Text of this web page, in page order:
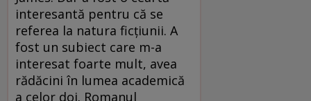
interesantă pentru că se
referea la natura ficţiunii. A
fost un subiect care m-a
interesat foarte mult, avea
rădăcini în lumea academică
a celor doi. Romanul